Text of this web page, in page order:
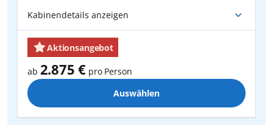
Kabinendetails anzeigen
Aktionsangebot
ab 2.875 € pro Person
Auswählen